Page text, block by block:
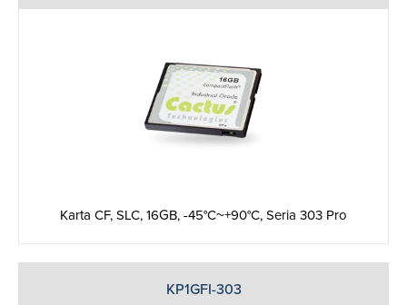
Karta CF, SLC, 16GB, -45°C~+90°C, Seria 303 Pro
KP1GFI-303